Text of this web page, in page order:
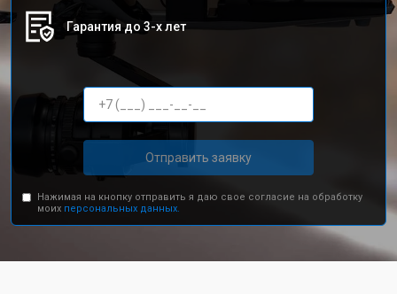
Гарантия до 3-х лет
Отправить заявку
Нажимая на кнопку отправить я даю свое согласие на обработку
моих персональных данных.